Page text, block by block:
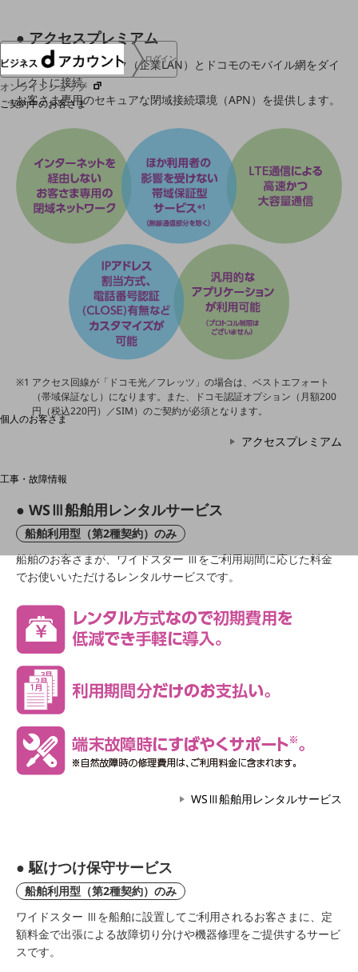
ログイン
オンラインショップ
ご契約中のお客さま
サービス別サポート情報
ご契約中サービスの一元管理
Web明細(ビリングステーション)
料金分析(ご利用料金管理サービス)
Web明細(My docomo)
個人のお客さま
工事・故障情報
SDPFナレッジセンター
NTTドコモ 通信障害情報
● アクセスプレミアム
お客さまネットワーク（企業LAN）とドコモのモバイル網をダイ
レクトに接続。
お客さま専用のセキュアな閉域接続環境（APN）を提供します。
アクセス回線が「ドコモ光／フレッツ」の場合は、ベストエフォート
（帯域保証なし）になります。また、ドコモ認証オプション（月額200
円（税込220円）／SIM）のご契約が必須となります。
アクセスプレミアム
● WSⅢ船舶用レンタルサービス
船舶利用型（第2種契約）のみ
船舶のお客さまが、ワイドスター Ⅲをご利用期間に応じた料金
でお使いいただけるレンタルサービスです。
WSⅢ船舶用レンタルサービス
● 駆けつけ保守サービス
船舶利用型（第2種契約）のみ
ワイドスター Ⅲを船舶に設置してご利用されるお客さまに、定
額料金で出張による故障切り分けや機器修理をご提供するサービ
スです。